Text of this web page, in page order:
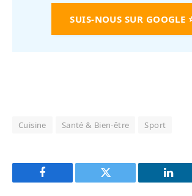
SUIS-NOUS SUR GOOGLE
Cuisine Santé & Bien-être Sport
Facebook Twitter